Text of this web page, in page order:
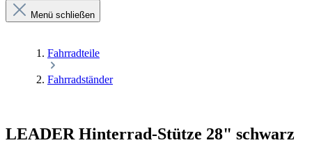
Menü schließen
Fahrradteile
Fahrradständer
LEADER Hinterrad-Stütze 28" schwarz